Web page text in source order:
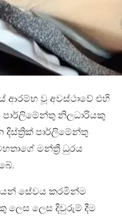
ආරම්භ වූ අවස්ථාවේ එහි
නිලධාරියකු
පාර්ලිමේන්තු
මන්ත්‍රී ධුරය
සේවය කරමින්ම
ලෙස ලෙස දිවුරුම් දීම